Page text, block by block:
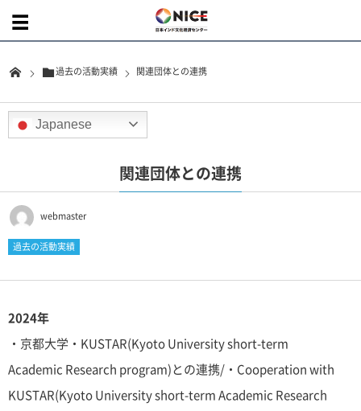
過去の活動実績 関連団体との連携
Japanese
関連団体との連携
webmaster
過去の活動実績
2024年
・京都大学・KUSTAR(Kyoto University short-term
Academic Research program)との連携/・Cooperation with
KUSTAR(Kyoto University short-term Academic Research